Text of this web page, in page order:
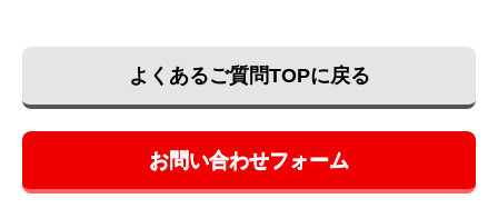
よくあるご質問TOPに戻る
お問い合わせフォーム